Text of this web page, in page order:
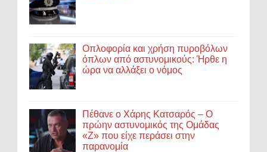
Οπλοφορία και χρήση πυροβόλων
όπλων από αστυνομικούς: Ήρθε η
ώρα να αλλάξει ο νόμος
Πέθανε ο Χάρης Κατσαρός – Ο
πρώην αστυνομικός της Ομάδας
«Ζ» που είχε περάσει στην
παρανομία